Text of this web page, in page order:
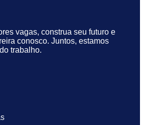
vagas, construa seu futuro e
conosco. Juntos, estamos
trabalho.